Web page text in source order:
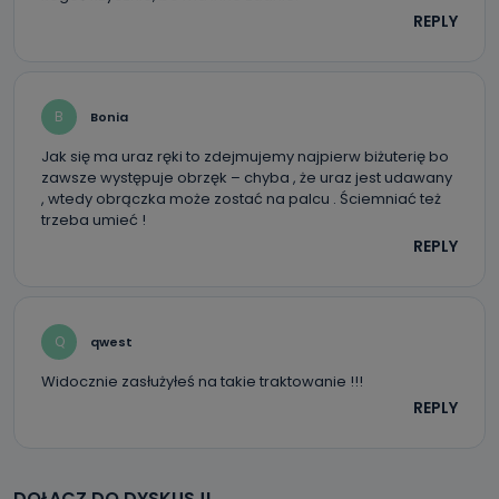
REPLY
B Bonia
Jak się ma uraz ręki to zdejmujemy najpierw biżuterię bo
zawsze występuje obrzęk – chyba , że uraz jest udawany
, wtedy obrączka może zostać na palcu . Ściemniać też
trzeba umieć !
REPLY
Q qwest
Widocznie zasłużyłeś na takie traktowanie !!!
REPLY